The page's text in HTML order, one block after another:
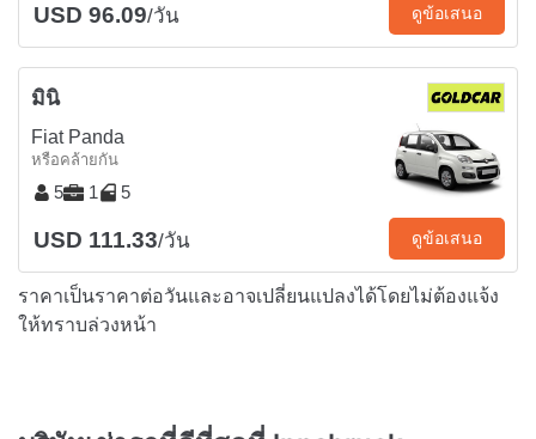
USD 96.09/วัน ดูข้อเสนอ
มินิ
Fiat Panda
หรือคล้ายกัน
5 1 5
USD 111.33/วัน ดูข้อเสนอ
ราคาเป็นราคาต่อวันและอาจเปลี่ยนแปลงได้โดยไม่ต้องแจ้ง
ให้ทราบล่วงหน้า